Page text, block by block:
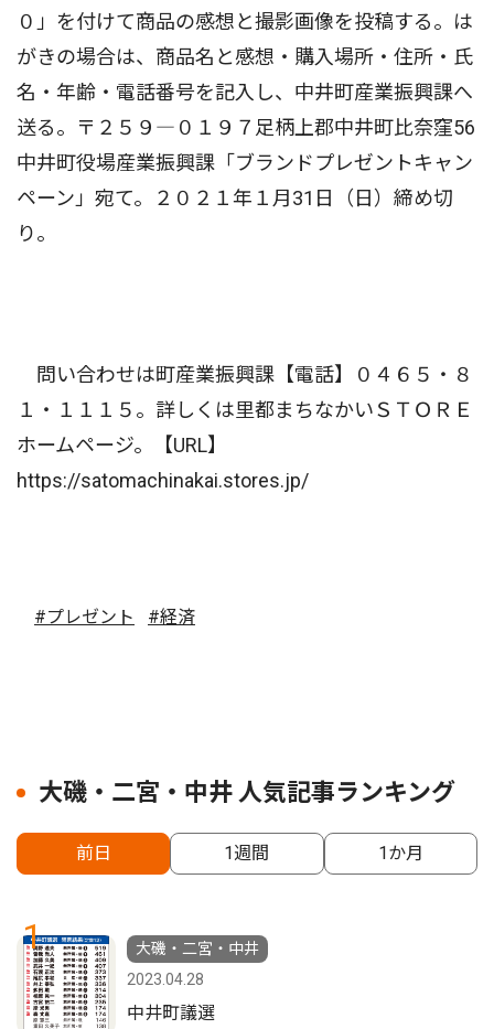
０」を付けて商品の感想と撮影画像を投稿する。は
がきの場合は、商品名と感想・購入場所・住所・氏
名・年齢・電話番号を記入し、中井町産業振興課へ
送る。〒２５９―０１９７足柄上郡中井町比奈窪56
中井町役場産業振興課「ブランドプレゼントキャン
ペーン」宛て。２０２１年１月31日（日）締め切
り。
問い合わせは町産業振興課【電話】０４６５・８
１・１１１５。詳しくは里都まちなかいＳＴＯＲＥ
ホームページ。【URL】
https://satomachinakai.stores.jp/
#プレゼント #経済
大磯・二宮・中井 人気記事ランキング
前日 1週間 1か月
1
大磯・二宮・中井
2023.04.28
中井町議選